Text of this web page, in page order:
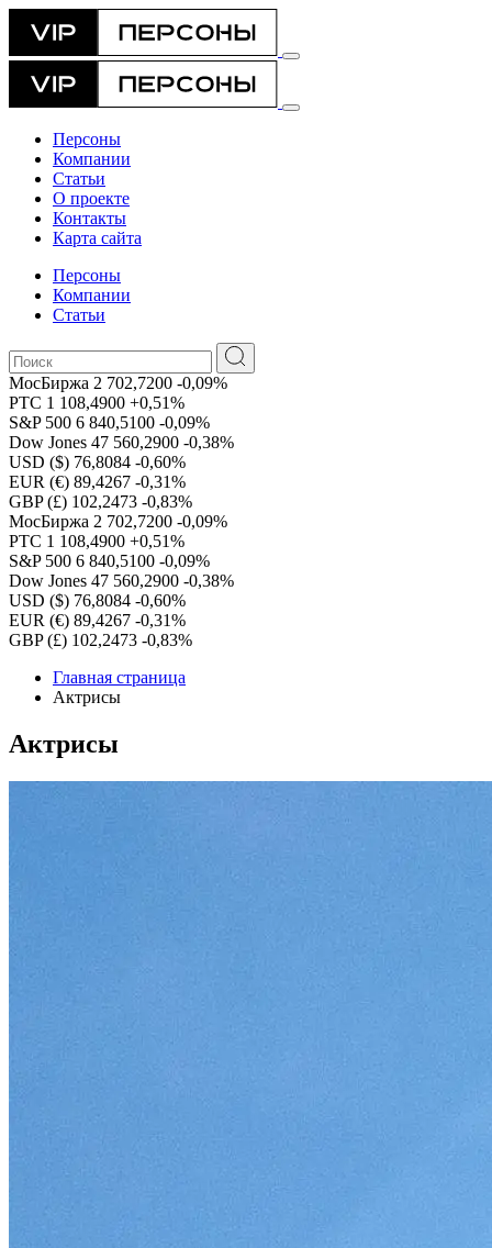
Персоны
Компании
Статьи
О проекте
Контакты
Карта сайта
Персоны
Компании
Статьи
МосБиржа 2 702,7200 -0,09%
РТС 1 108,4900 +0,51%
S&P 500 6 840,5100 -0,09%
Dow Jones 47 560,2900 -0,38%
USD ($) 76,8084 -0,60%
EUR (€) 89,4267 -0,31%
GBP (£) 102,2473 -0,83%
МосБиржа 2 702,7200 -0,09%
РТС 1 108,4900 +0,51%
S&P 500 6 840,5100 -0,09%
Dow Jones 47 560,2900 -0,38%
USD ($) 76,8084 -0,60%
EUR (€) 89,4267 -0,31%
GBP (£) 102,2473 -0,83%
Главная страница
Актрисы
Актрисы